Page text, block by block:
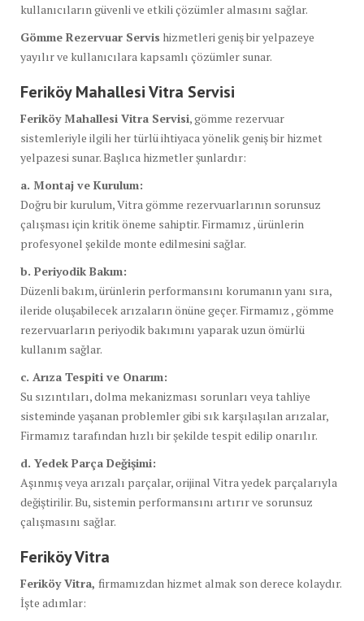
kullanıcıların güvenli ve etkili çözümler almasını sağlar.
Gömme Rezervuar Servis hizmetleri geniş bir yelpazeye
yayılır ve kullanıcılara kapsamlı çözümler sunar.
Feriköy Mahallesi Vitra Servisi
Feriköy Mahallesi Vitra Servisi, gömme rezervuar
sistemleriyle ilgili her türlü ihtiyaca yönelik geniş bir hizmet
yelpazesi sunar. Başlıca hizmetler şunlardır:
a. Montaj ve Kurulum:
Doğru bir kurulum, Vitra gömme rezervuarlarının sorunsuz
çalışması için kritik öneme sahiptir. Firmamız , ürünlerin
profesyonel şekilde monte edilmesini sağlar.
b. Periyodik Bakım:
Düzenli bakım, ürünlerin performansını korumanın yanı sıra,
ileride oluşabilecek arızaların önüne geçer. Firmamız , gömme
rezervuarların periyodik bakımını yaparak uzun ömürlü
kullanım sağlar.
c. Arıza Tespiti ve Onarım:
Su sızıntıları, dolma mekanizması sorunları veya tahliye
sisteminde yaşanan problemler gibi sık karşılaşılan arızalar,
Firmamız tarafından hızlı bir şekilde tespit edilip onarılır.
d. Yedek Parça Değişimi:
Aşınmış veya arızalı parçalar, orijinal Vitra yedek parçalarıyla
değiştirilir. Bu, sistemin performansını artırır ve sorunsuz
çalışmasını sağlar.
Feriköy Vitra
Feriköy Vitra, firmamızdan hizmet almak son derece kolaydır.
İşte adımlar: